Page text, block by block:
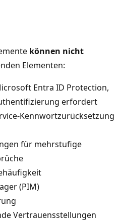
können nicht
Elementen:
Entra ID Protection,
erfordert
Kennwortzurücksetzung
für mehrstufige
(PIM)
Vertrauensstellungen